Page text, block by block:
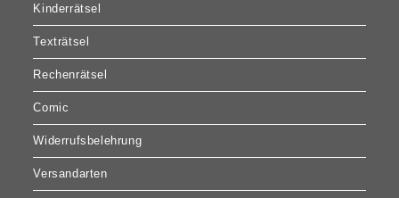
Kinderrätsel
Texträtsel
Rechenrätsel
Comic
Widerrufsbelehrung
Versandarten